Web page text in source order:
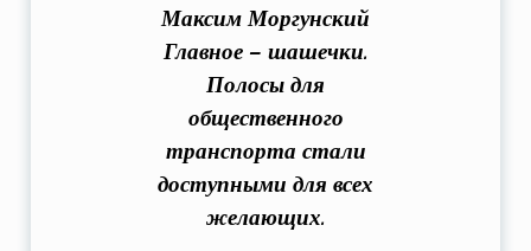
Максим Моргунский
Главное – шашечки.
Полосы для
общественного
транспорта стали
доступными для всех
желающих.